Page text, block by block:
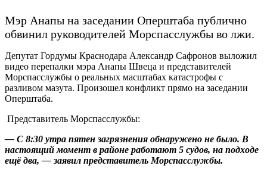
Мэр Анапы на заседании Оперштаба публично
обвинил руководителей Морспасслужбы во лжи.
Депутат Гордумы Краснодара Александр Сафронов выложил
видео перепалки мэра Анапы Швеца и представителей
Морспасслужбы о реальных масштабах катастрофы с
разливом мазута. Произошел конфликт прямо на заседании
Оперштаба.
Представитель Морспасслужбы:
— С 8:30 утра пятен загрязнения обнаружено не было. В
настоящий момент в районе работают 5 судов, на подходе
ещё два, — заявил представитель Морспасслужбы.